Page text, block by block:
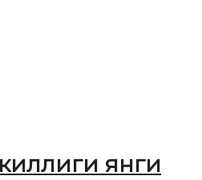
янги